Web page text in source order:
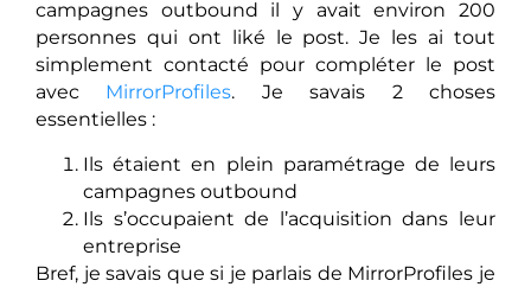
campagnes outbound il y avait environ 200
personnes qui ont liké le post. Je les ai tout
simplement contacté pour compléter le post
avec MirrorProfiles. Je savais 2 choses
essentielles :
Ils étaient en plein paramétrage de leurs
campagnes outbound
Ils s’occupaient de l’acquisition dans leur
entreprise
Bref, je savais que si je parlais de MirrorProfiles je